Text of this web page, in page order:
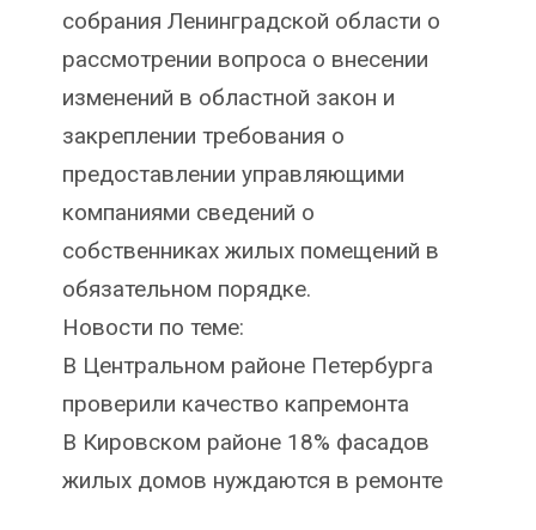
собрания Ленинградской области о
рассмотрении вопроса о внесении
изменений в областной закон и
закреплении требования о
предоставлении управляющими
компаниями сведений о
собственниках жилых помещений в
обязательном порядке.
Новости по теме:
В Центральном районе Петербурга
проверили качество капремонта
В Кировском районе 18% фасадов
жилых домов нуждаются в ремонте